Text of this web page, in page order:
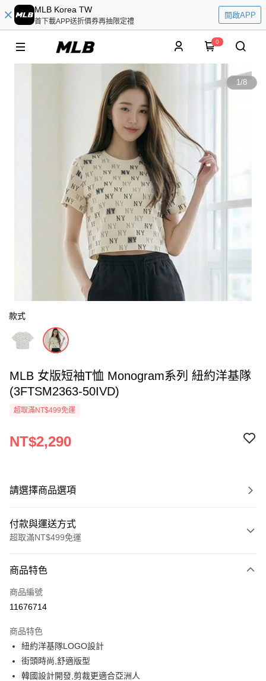
MLB Korea TW
首下載APP送折價券再抽限定禮
開啟APP
0
1/8
款式
MLB 女版短袖T恤 Monogram系列 紐約洋基隊
(3FTSM2363-50IVD)
超取滿NT$499免運
NT$2,290
請選擇商品選項
付款與運送方式
超取滿NT$499免運
信用卡一次付款
超商取貨付款
Apple Pay
街口支付
商品特色
商品編號
11676714
商品特色
紐約洋基隊LOGO設計
街頭時尚,舒適版型
韓國設計開發,剪裁更適合亞洲人